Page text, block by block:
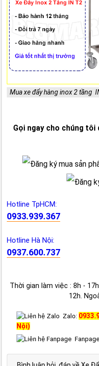
Mua xe đẩy hàng inox 2 tầng
Gọi ngay cho chúng
Hotline TpHCM:
0933.939.367
Hotline Hà Nội:
0937.600.737
Thời gian làm việc : 8h -
12h.
Zalo:
Nội)